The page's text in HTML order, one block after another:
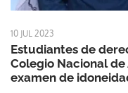
10 JUL 2023
Estudiantes de
Colegio Nacional
examen de